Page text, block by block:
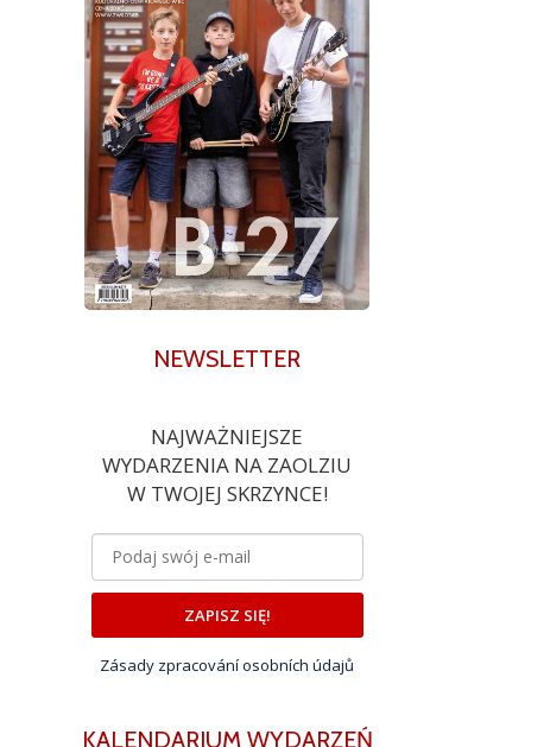
NEWSLETTER
NAJWAŻNIEJSZE
WYDARZENIA NA ZAOLZIU
W TWOJEJ SKRZYNCE!
ZAPISZ SIĘ!
Zásady zpracování osobních údajů
KALENDARIUM WYDARZEŃ